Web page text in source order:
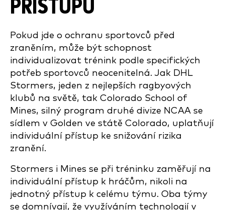
PŘÍSTUPU
Pokud jde o ochranu sportovců před
zraněním, může být schopnost
individualizovat trénink podle specifických
potřeb sportovců neocenitelná. Jak DHL
Stormers, jeden z nejlepších ragbyových
klubů na světě, tak Colorado School of
Mines, silný program druhé divize NCAA se
sídlem v Golden ve státě Colorado, uplatňují
individuální přístup ke snižování rizika
zranění.
Stormers i Mines se při tréninku zaměřují na
individuální přístup k hráčům, nikoli na
jednotný přístup k celému týmu. Oba týmy
se domnívají, že využíváním technologií v